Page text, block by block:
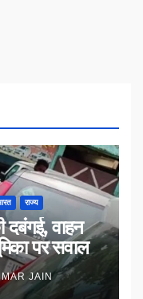
राज्य
पर सवाल
JAIN